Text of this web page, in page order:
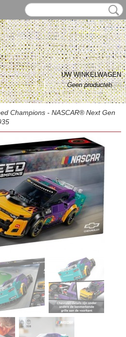
UW WINKELWAGEN
Geen producten(0)
Champions - NASCAR® Next Gen